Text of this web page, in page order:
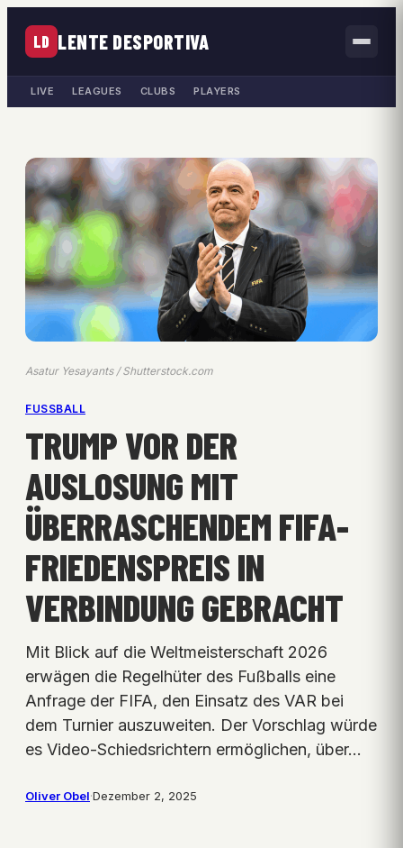
LD LENTE DESPORTIVA
LIVE LEAGUES CLUBS PLAYERS
Asatur Yesayants / Shutterstock.com
FUSSBALL
TRUMP VOR DER
AUSLOSUNG MIT
ÜBERRASCHENDEM FIFA-
FRIEDENSPREIS IN
VERBINDUNG GEBRACHT
Mit Blick auf die Weltmeisterschaft 2026
erwägen die Regelhüter des Fußballs eine
Anfrage der FIFA, den Einsatz des VAR bei
dem Turnier auszuweiten. Der Vorschlag würde
es Video-Schiedsrichtern ermöglichen, über…
Oliver Obel·Dezember 2, 2025